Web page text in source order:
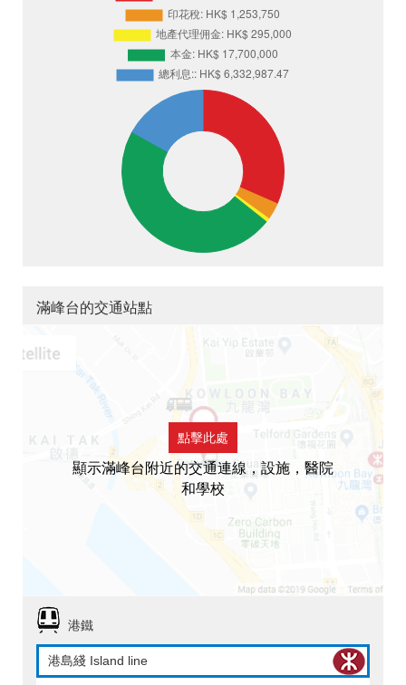
滿峰台的交通站點
點擊此處
顯示滿峰台附近的交通連線，設施，醫院
和學校
港鐵
港島綫 Island line